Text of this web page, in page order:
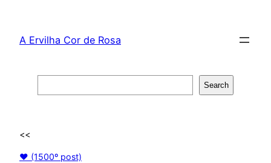
content
A Ervilha Cor de Rosa
Search
<<
♥ (1500º post)